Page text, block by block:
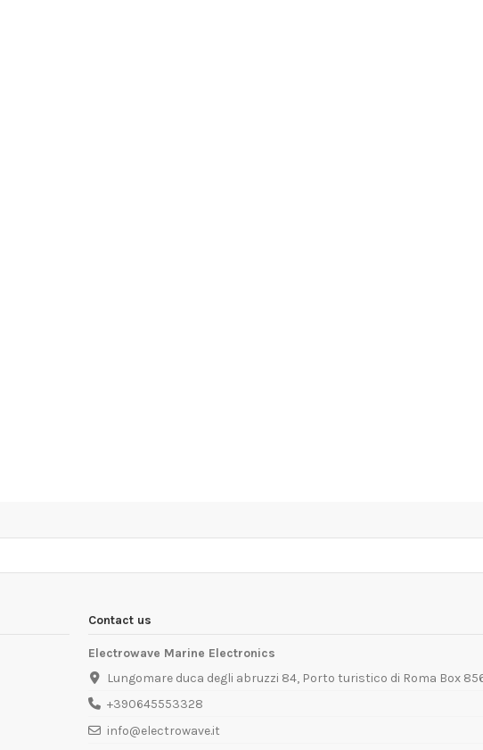
Contact us
Electrowave Marine Electronics
Lungomare duca degli abruzzi 84, Porto turistico di Roma Box
+390645553328
info@electrowave.it